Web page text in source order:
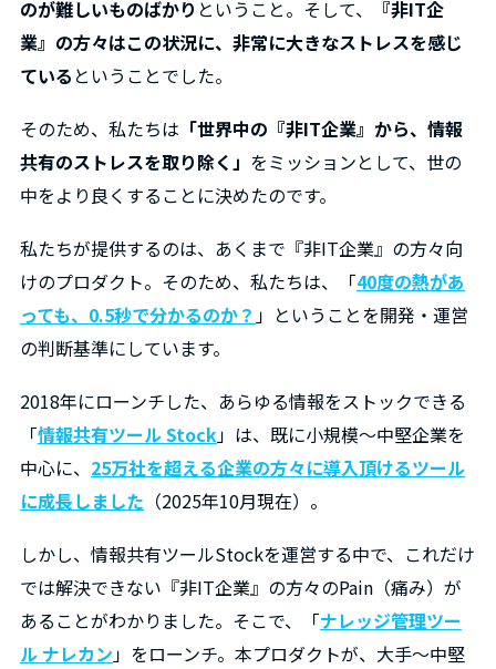
のが難しいものばかり ということ。そして、
『非IT企
業』の方々はこの状況に、非常に大きなストレスを感じ
ている ということでした。
そのため、私たちは 「世界中の『非IT企業』から、情報
共有のストレスを取り除く」 をミッションとして、世の
中をより良くすることに決めたのです。
私たちが提供するのは、あくまで『非IT企業』の方々向
けのプロダクト。そのため、私たちは、「40度の熱があ
っても、0.5秒で分かるのか？」ということを開発・運営
の判断基準にしています。
2018年にローンチした、あらゆる情報をストックできる
「情報共有ツール Stock」は、既に小規模～中堅企業を
中心に、 25万社を超える企業の方々に導入頂けるツール
に成長しました （2025年10月現在）。
しかし、情報共有ツールStockを運営する中で、これだけ
では解決できない『非IT企業』の方々のPain（痛み）が
あることがわかりました。そこで、「ナレッジ管理ツー
ル ナレカン」をローンチ。本プロダクトが、大手～中堅